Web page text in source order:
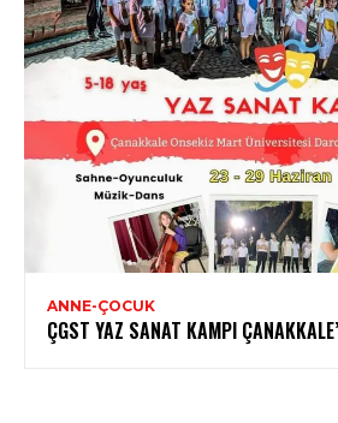
ANNE-ÇOCUK
ÇGST YAZ SANAT KAMPI